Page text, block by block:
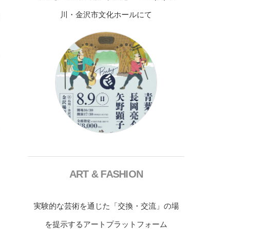
川・金沢市文化ホールにて
ART & FASHION
実験的な芸術を通じた「交換・交流」の場
を提示するアートプラットフォーム